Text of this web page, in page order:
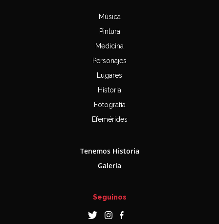
Música
Pintura
Medicina
Personajes
Lugares
Historia
Fotografía
Efemérides
Tenemos Historia
Galería
Seguinos